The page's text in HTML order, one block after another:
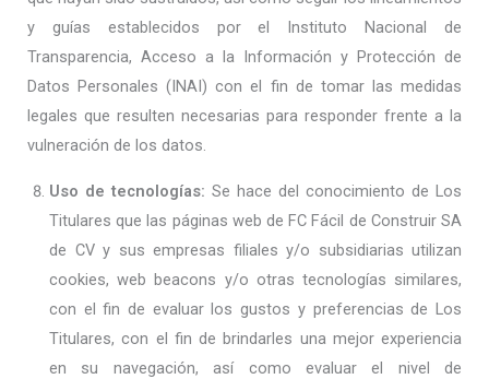
y guías establecidos por el Instituto Nacional de
Transparencia, Acceso a la Información y Protección de
Datos Personales (INAI) con el fin de tomar las medidas
legales que resulten necesarias para responder frente a la
vulneración de los datos.
Uso de tecnologías: Se hace del conocimiento de Los
Titulares que las páginas web de FC Fácil de Construir SA
de CV y sus empresas filiales y/o subsidiarias utilizan
cookies, web beacons y/o otras tecnologías similares,
con el fin de evaluar los gustos y preferencias de Los
Titulares, con el fin de brindarles una mejor experiencia
en su navegación, así como evaluar el nivel de